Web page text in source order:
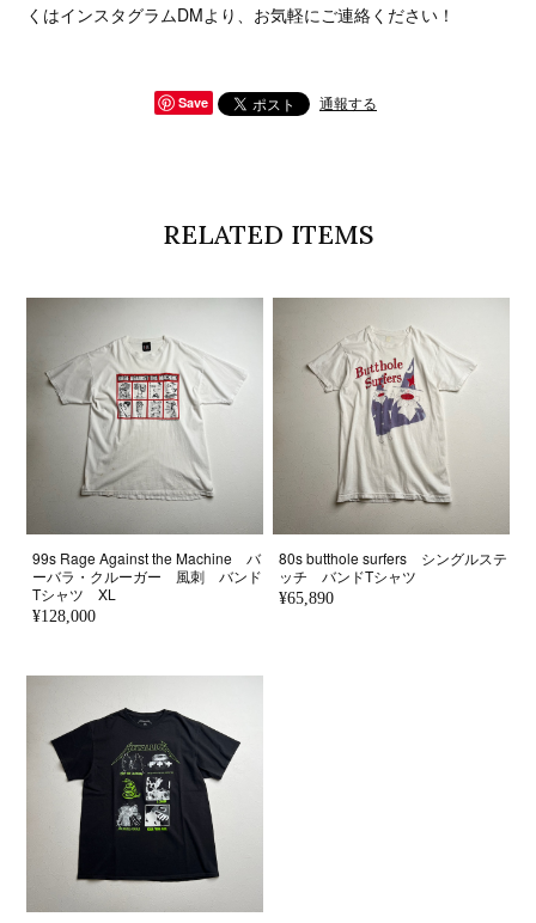
くはインスタグラムDMより、お気軽にご連絡ください！
Save 通報する
RELATED ITEMS
99s Rage Against the Machine バ
ーバラ・クルーガー 風刺 バンド
Tシャツ XL
¥128,000
80s butthole surfers シングルステ
ッチ バンドTシャツ
¥65,890